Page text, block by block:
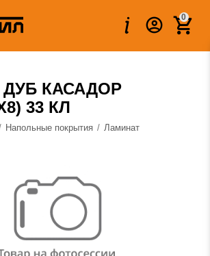
0
КАСАДОР
33 КЛ
Напольные покрытия / Ламинат